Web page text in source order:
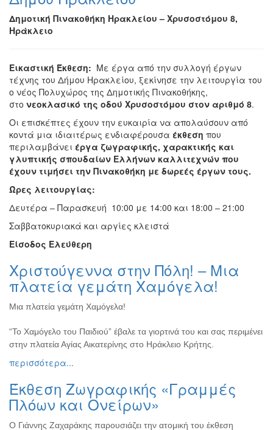
Δημοτική Πινακοθήκη Ηρακλείου – Χρυσοστόμου 8,
Ηράκλειο
Εικαστική Έκθεση: Με έργα από την συλλογή έργων
τέχνης του Δήμου Ηρακλείου, ξεκίνησε την λειτουργία του
ο νέος Πολυχώρος της Δημοτικής Πινακοθήκης,
στο νεοκλασικό της οδού Χρυσοστόμου στον αριθμό 8.
Οι επισκέπτες έχουν την ευκαιρία να απολαύσουν από
κοντά μια ιδιαιτέρως ενδιαφέρουσα έκθεση που
περιλαμβάνει έργα ζωγραφικής, χαρακτικής και
γλυπτικής σπουδαίων Ελλήνων καλλιτεχνών που
έχουν τιμήσει την Πινακοθήκη με δωρεές έργων τους.
Ώρες λειτουργίας:
Δευτέρα – Παρασκευή 10:00 με 14:00 και 18:00 – 21:00
Σαββατοκυριακά και αργίες κλειστά
Είσοδος Ελεύθερη
Χριστούγεννα στην Πόλη! – Μια
πλατεία γεμάτη Χαμόγελα!
Μια πλατεία γεμάτη Χαμόγελα!
“Το Χαμόγελο του Παιδιού” έβαλε τα γιορτινά του και σας περιμένει
στην πλατεία Αγίας Αικατερίνης στο Ηράκλειο Κρήτης.
περισσότερα...
Έκθεση Ζωγραφικής «Γραμμές
Πλόων και Ονείρων»
Ο Γιάννης Ζαχαράκης παρουσιάζει την ατομική του έκθεση